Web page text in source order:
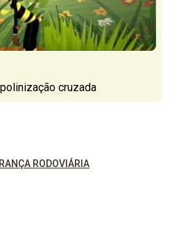
cruzada
RODOVIÁRIA